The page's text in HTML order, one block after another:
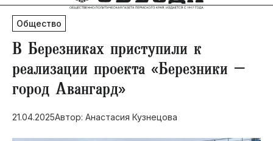
80 лет Победы
Молодежная столица РФ
СВО
Социальная поддержка
Инфраструктура
Благоустройство
Общество
​В Березниках приступили к
реализации проекта «Березники –
город Авангард»
21.04.2025Автор: Анастасия Кузнецова